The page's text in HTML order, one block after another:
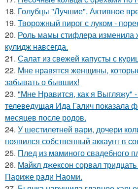
18. Голубцы "Лучшие". Активное
19. Творожный пирог с луком -
20. Роль мамы стифлера изменила
кулидж навсегда.
21. Салат из свежей капусты с
22. Мне нравятся женщины,
забывать о бывших!
23. "Мне Нравится, как я Выгляжу" -
телеведущая Ида Галич показала
месяцев после родов.
24. У шестилетней вари, дочери
появился собственный аккаунт в
25. Плед из маминого свадебного
26. Майкл джексон сорвал
Париже ради Наоми.